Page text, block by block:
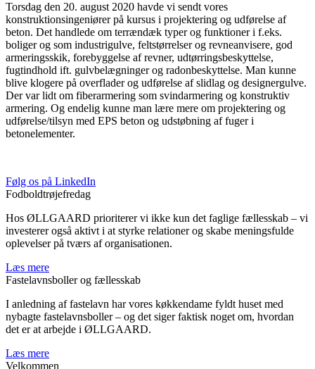
Torsdag den 20. august 2020 havde vi sendt vores
konstruktionsingeniører på kursus i projektering og udførelse af
beton. Det handlede om terrændæk typer og funktioner i f.eks.
boliger og som industrigulve, feltstørrelser og revneanvisere, god
armeringsskik, forebyggelse af revner, udtørringsbeskyttelse,
fugtindhold ift. gulvbelægninger og radonbeskyttelse. Man kunne
blive klogere på overflader og udførelse af slidlag og designergulve.
Der var lidt om fiberarmering som svindarmering og konstruktiv
armering. Og endelig kunne man lære mere om projektering og
udførelse/tilsyn med EPS beton og udstøbning af fuger i
betonelementer.
Følg os på LinkedIn
Fodboldtrøjefredag
Hos ØLLGAARD prioriterer vi ikke kun det faglige fællesskab – vi
investerer også aktivt i at styrke relationer og skabe meningsfulde
oplevelser på tværs af organisationen.
Læs mere
Fastelavnsboller og fællesskab
I anledning af fastelavn har vores køkkendame fyldt huset med
nybagte fastelavnsboller – og det siger faktisk noget om, hvordan
det er at arbejde i ØLLGAARD.
Læs mere
Velkommen